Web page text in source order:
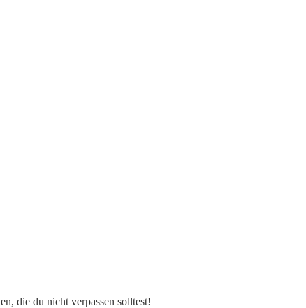
die du nicht verpassen solltest!